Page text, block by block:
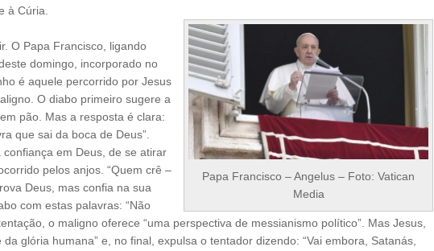
à Cúria.
Papa Francisco – Angelus – Foto: Vatican
Media
O Papa Francisco, ligando
domingo, incorporado no
é aquele percorrido por Jesus
O diabo primeiro sugere a
pão. Mas a resposta é clara:
que sai da boca de Deus”.
em Deus, de se atirar
pelos anjos. “Quem crê –
Deus, mas confia na sua
com estas palavras: “Não
o maligno oferece “uma perspectiva de messianismo político”. Mas Jesus,
glória humana” e, no final, expulsa o tentador dizendo: “Vai embora, Satanás,